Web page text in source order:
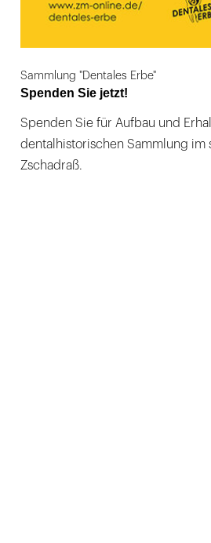
Sammlung "Dentales Erbe"
Spenden Sie jetzt!
Spenden Sie für Aufbau und
dentalhistorischen Sammlung im
Zschadraß.